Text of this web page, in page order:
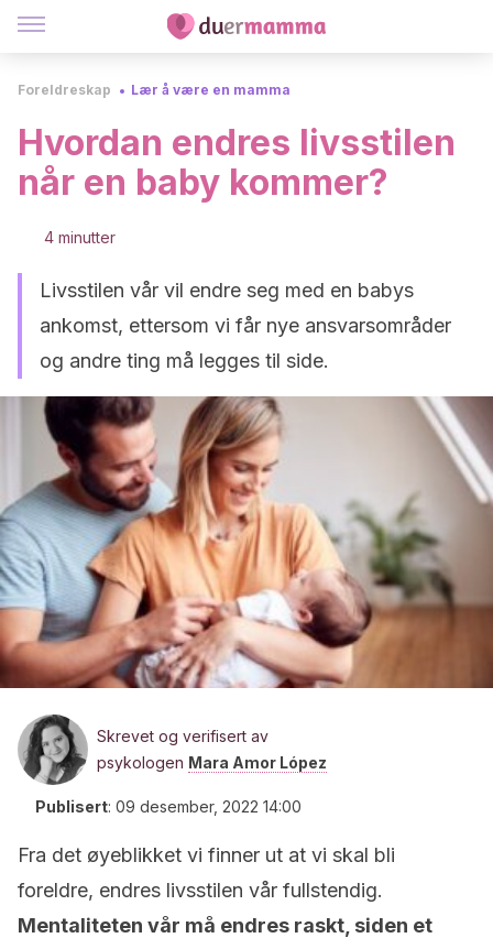
Foreldreskap Lær å være en mamma
Hvordan endres livsstilen
når en baby kommer?
4 minutter
Livsstilen vår vil endre seg med en babys
ankomst, ettersom vi får nye ansvarsområder
og andre ting må legges til side.
Skrevet og verifisert av
psykologen Mara Amor López
Publisert: 09 desember, 2022 14:00
Fra det øyeblikket vi finner ut at vi skal bli
foreldre, endres livsstilen vår fullstendig.
Mentaliteten vår må endres raskt, siden et